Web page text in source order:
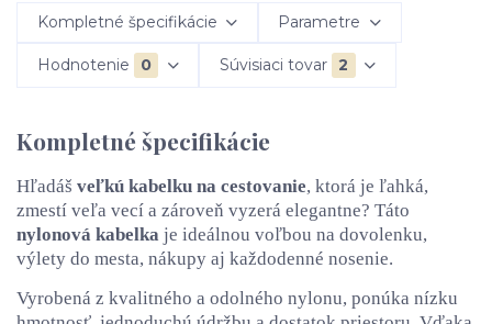
Kompletné špecifikácie Parametre
Hodnotenie 0 Súvisiaci tovar 2
Kompletné špecifikácie
Hľadáš veľkú kabelku na cestovanie, ktorá je ľahká,
zmestí veľa vecí a zároveň vyzerá elegantne? Táto
nylonová kabelka je ideálnou voľbou na dovolenku,
výlety do mesta, nákupy aj každodenné nosenie.
Vyrobená z kvalitného a odolného nylonu, ponúka nízku